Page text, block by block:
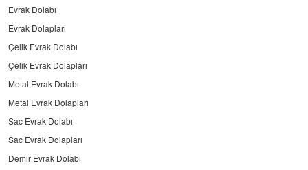
Evrak Dolabı
Evrak Dolapları
Çelik Evrak Dolabı
Çelik Evrak Dolapları
Metal Evrak Dolabı
Metal Evrak Dolapları
Sac Evrak Dolabı
Sac Evrak Dolapları
Demir Evrak Dolabı